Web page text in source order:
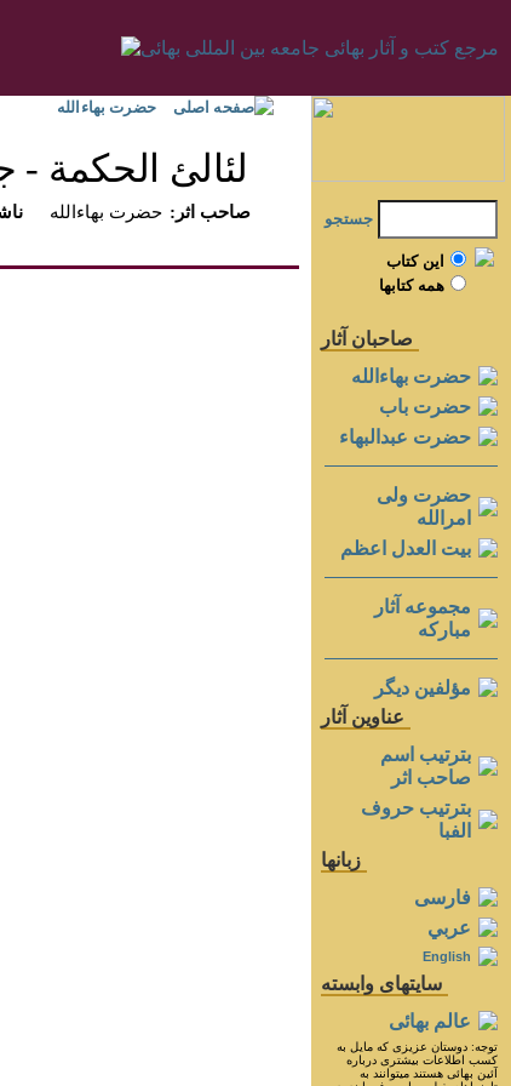
صفحه اصلی حضرت بهاءالله
لئالئ الحكمة -
حضرت بهاءالله
:صاحب اثر
جستجو
اين کتاب
همه کتابها
صاحبان آثار
حضرت بهاءالله
حضرت باب
حضرت عبدالبهاء
حضرت ولی
امرالله
بيت العدل اعظم
مجموعه آثار
مباركه
مؤلفين ديگر
عناوين آثار
بترتيب اسم
صاحب اثر
بترتيب حروف
الفبا
زبانها
فارسی
عربي
English
سايتهای وابسته
عالم بهائی
توجه: دوستان عزيزى كه مايل به
كسب اطلاعات بيشترى درباره
آئين بهائى هستند ميتوانند به